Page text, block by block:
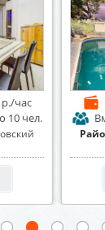
р./час
8 чел.
район